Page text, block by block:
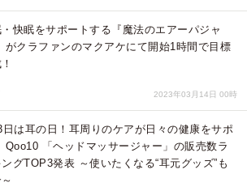
快眠をサポートする『魔法のエアーパジャ
がクラファンのマクアケにて開始1時間で目標
2023年03月14日 00時
日は耳の日！耳周りのケアが日々の健康をサポ
Qoo10 「ヘッドマッサージャー」の販売数ラ
グTOP3発表 ～使いたくなる“耳元グッズ”も